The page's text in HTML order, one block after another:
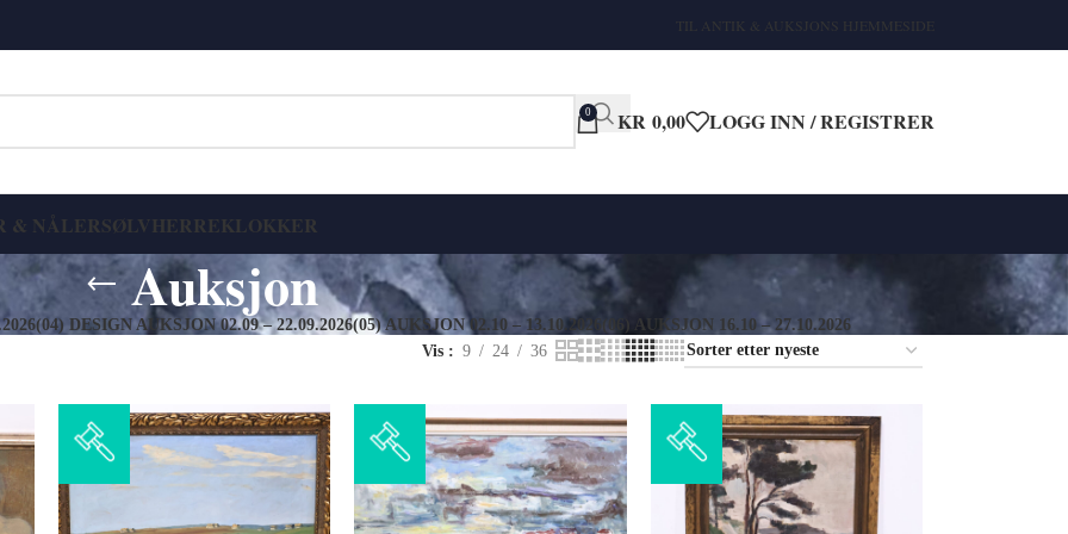
TIL ANTIK & AUKSJONS HJEMMESIDE
0 KR 0,00 LOGG INN / REGISTRER
& NÅLERSØLVHERREKLOKKER
Auksjon
(04) DESIGN AUKSJON 02.09 – 22.09.2026(05) AUKSJON 02.10 – 13.10.2026
(06) AUKSJON 16.10 – 27.10.2026
Vis 9 24 36